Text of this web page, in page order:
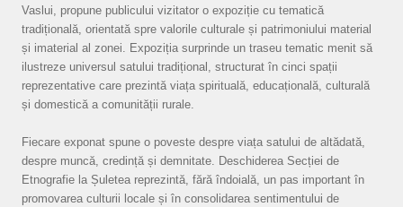
Vaslui, propune publicului vizitator o expoziție cu tematică
tradițională, orientată spre valorile culturale și patrimoniului material
și imaterial al zonei. Expoziția surprinde un traseu tematic menit să
ilustreze universul satului tradițional, structurat în cinci spații
reprezentative care prezintă viața spirituală, educațională, culturală
și domestică a comunității rurale.
Fiecare exponat spune o poveste despre viața satului de altădată,
despre muncă, credință și demnitate. Deschiderea Secției de
Etnografie la Șuletea reprezintă, fără îndoială, un pas important în
promovarea culturii locale și în consolidarea sentimentului de